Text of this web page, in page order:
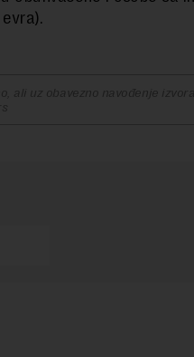
ali uz obavezno navođenje